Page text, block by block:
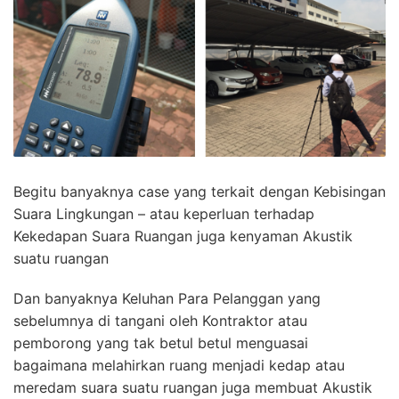
Begitu banyaknya case yang terkait dengan Kebisingan
Suara Lingkungan – atau keperluan terhadap
Kekedapan Suara Ruangan juga kenyaman Akustik
suatu ruangan
Dan banyaknya Keluhan Para Pelanggan yang
sebelumnya di tangani oleh Kontraktor atau
pemborong yang tak betul betul menguasai
bagaimana melahirkan ruang menjadi kedap atau
meredam suara suatu ruangan juga membuat Akustik